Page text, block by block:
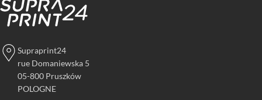
Supraprint24
rue Domaniewska 5
05-800 Pruszków
POLOGNE